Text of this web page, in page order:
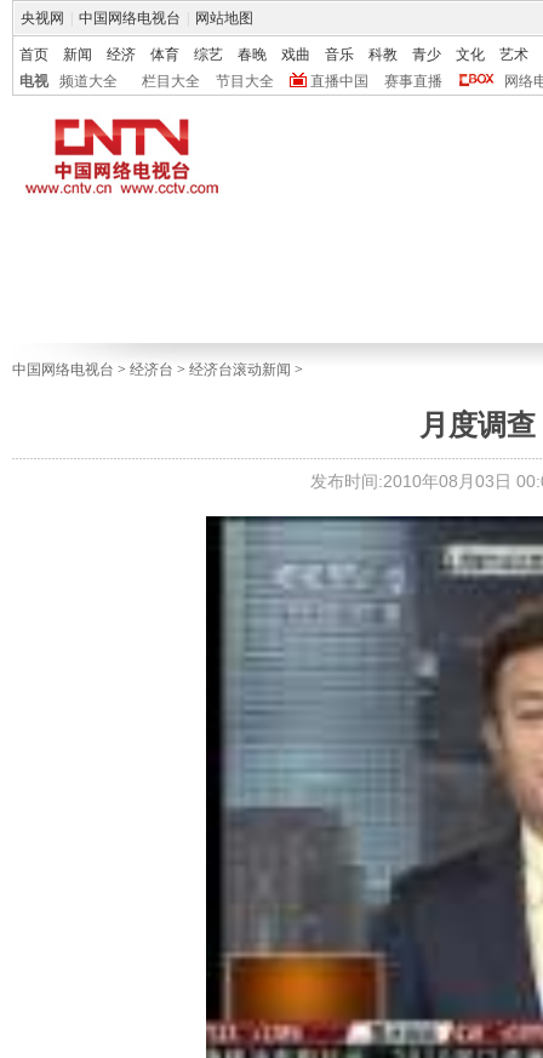
央视网 中国网络电视台 网站地图
首页 新闻 经济 体育 综艺 春晚 戏曲 音乐 科教 青少 文化
艺术
电视
频道大全 栏目大全 节目大全 直播中国 赛事直播 网络
中国网络电视台 > 经济台 > 经济台滚动新闻 >
月度调
发布时间:2010年08月03日